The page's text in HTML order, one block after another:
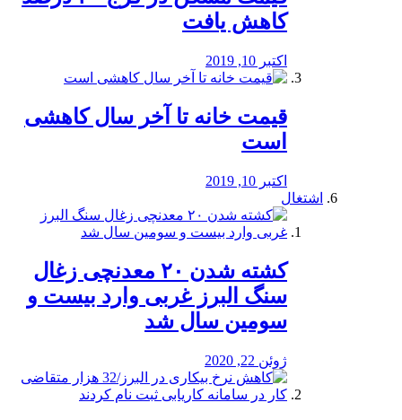
کاهش یافت
اکتبر 10, 2019
قیمت خانه تا آخر سال کاهشی
است
اکتبر 10, 2019
اشتغال
کشته شدن ۲۰ معدنچی زغال
سنگ البرز غربی وارد بیست و
سومین سال شد
ژوئن 22, 2020